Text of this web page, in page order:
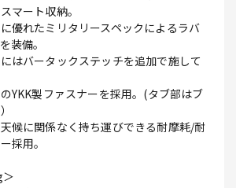
マート収納。
優れたミリタリースペックによるラバ
装備。
はバータックステッチを追加で施して
YKK製ファスナーを採用。(タブ部はブ
候に関係なく持ち運びできる耐摩耗/耐
採用。